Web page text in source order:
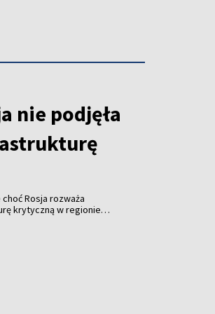
nie podjęła
Rosja rozważa
krytyczną w regionie